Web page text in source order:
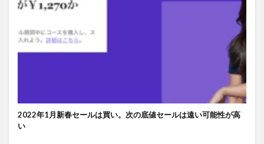
2022年1月新春セールは買い。次の底値セールは遠い可能性が高
い